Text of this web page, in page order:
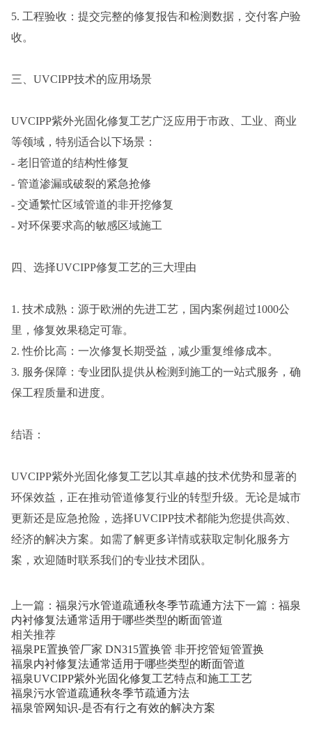
5. 工程验收：提交完整的修复报告和检测数据，交付客户验
收。
三、UVCIPP技术的应用场景
UVCIPP紫外光固化修复工艺广泛应用于市政、工业、商业
等领域，特别适合以下场景：
- 老旧管道的结构性修复
- 管道渗漏或破裂的紧急抢修
- 交通繁忙区域管道的非开挖修复
- 对环保要求高的敏感区域施工
四、选择UVCIPP修复工艺的三大理由
1. 技术成熟：源于欧洲的先进工艺，国内案例超过1000公
里，修复效果稳定可靠。
2. 性价比高：一次修复长期受益，减少重复维修成本。
3. 服务保障：专业团队提供从检测到施工的一站式服务，确
保工程质量和进度。
结语：
UVCIPP紫外光固化修复工艺以其卓越的技术优势和显著的
环保效益，正在推动管道修复行业的转型升级。无论是城市
更新还是应急抢险，选择UVCIPP技术都能为您提供高效、
经济的解决方案。如需了解更多详情或获取定制化服务方
案，欢迎随时联系我们的专业技术团队。
上一篇： 福泉污水管道疏通秋冬季节疏通方法下一篇： 福泉
内衬修复法通常适用于哪些类型的断面管道
相关推荐
福泉PE置换管厂家 DN315置换管 非开挖管短管置换
福泉内衬修复法通常适用于哪些类型的断面管道
福泉UVCIPP紫外光固化修复工艺特点和施工工艺
福泉污水管道疏通秋冬季节疏通方法
福泉管网知识-是否有行之有效的解决方案